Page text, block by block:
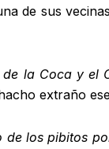
de sus
la Coca y el
extraño
de los pibitos